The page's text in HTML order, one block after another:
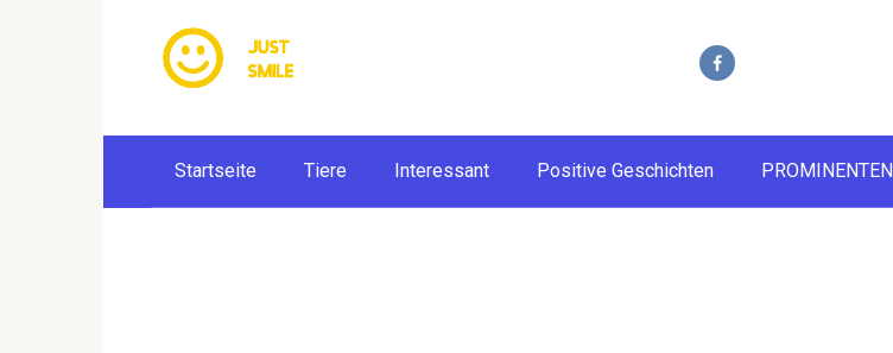
Startseite Tiere Interessant Positive Geschichten PROMINENTEN